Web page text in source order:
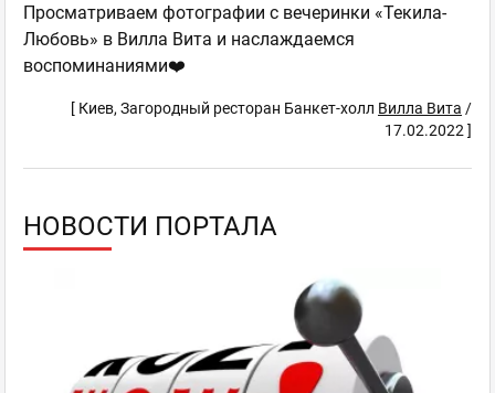
Просматриваем фотографии с вечеринки «Текила-
Любовь» в Вилла Вита и наслаждаемся
воспоминаниями❤️
[ Киев, Загородный ресторан Банкет-холл Вилла Вита /
17.02.2022 ]
НОВОСТИ ПОРТАЛА